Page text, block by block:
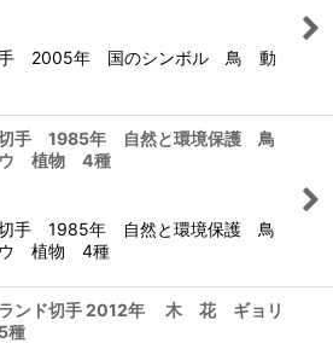
手 2005年 国のシンボル 鳥 動
切手 1985年 自然と環境保護 鳥
ウ 植物 4種
切手 1985年 自然と環境保護 鳥
ウ 植物 4種
ランド切手 2012年 木 花 ギョリ
種